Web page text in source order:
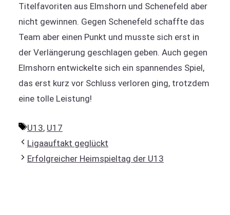
Titelfavoriten aus Elmshorn und Schenefeld aber
nicht gewinnen. Gegen Schenefeld schaffte das
Team aber einen Punkt und musste sich erst in
der Verlängerung geschlagen geben. Auch gegen
Elmshorn entwickelte sich ein spannendes Spiel,
das erst kurz vor Schluss verloren ging, trotzdem
eine tolle Leistung!
Schlagwörter
U13, U17
Ligaauftakt geglückt
Erfolgreicher Heimspieltag der U13